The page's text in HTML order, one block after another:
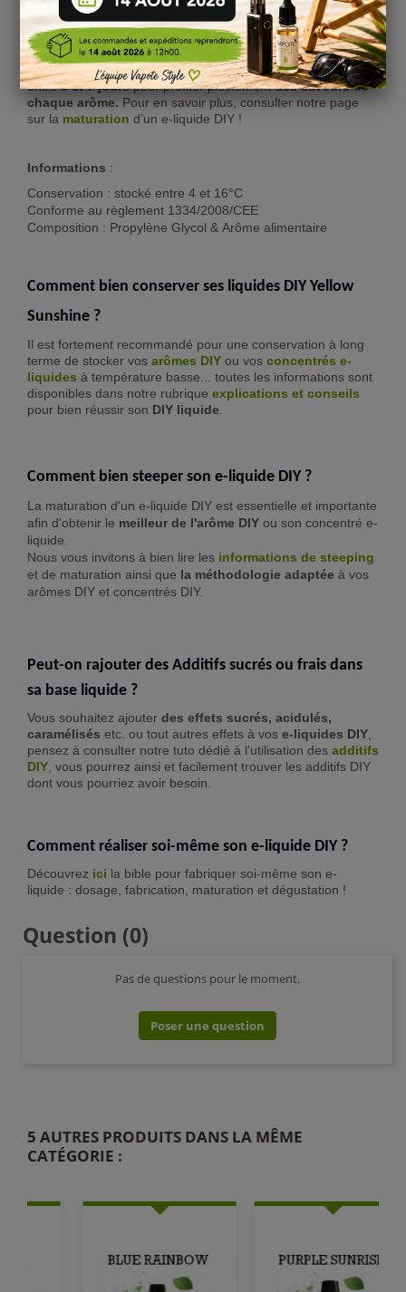
Sunshine :
Nous vous conseillons de laisser reposer votre mélangee-
liquide Arôme Concentré Yellow sunshine - Jungle Wave
entre3 et 7 jourspour profiter pleinementdes saveurs de
chaque arôme. Pour en savoir plus, consulter notre page
sur la maturation d’un e-liquide DIY !
Informations :
Conservation : stocké entre 4 et 16°C
Conforme au règlement 1334/2008/CEE
Composition : Propylène Glycol & Arôme alimentaire
Comment bien conserver ses liquides DIY Yellow
Sunshine ?
Il est fortement recommandé pour une conservation à long
terme de stocker vos arômes DIY ou vos concentrés e-
liquides à température basse... toutes les informations sont
disponibles dans notre rubrique explications et conseils
pour bien réussir son DIY liquide.
Comment bien steeper son e-liquide DIY ?
La maturation d'un e-liquide DIY est essentielle et importante
afin d'obtenir le meilleur de l'arôme DIY ou son concentré e-
liquide.
Nous vous invitons à bien lire les informations de steeping
et de maturation ainsi que la méthodologie adaptée à vos
arômes DIY et concentrés DIY.
Peut-on rajouter des Additifs sucrés ou frais dans
sa base liquide ?
Vous souhaitez ajouter des effets sucrés, acidulés,
caramélisés etc. ou tout autres effets à vos e-liquides DIY,
pensez à consulter notre tuto dédié à l’utilisation des additifs
DIY, vous pourrez ainsi et facilement trouver les additifs DIY
dont vous pourriez avoir besoin.
Comment réaliser soi-même son e-liquide DIY ?
Découvrez ici la bible pour fabriquer soi-même son e-
liquide : dosage, fabrication, maturation et dégustation !
Question (0)
Pas de questions pour le moment.
Poser une question
5 AUTRES PRODUITS DANS LA MÊME
CATÉGORIE :